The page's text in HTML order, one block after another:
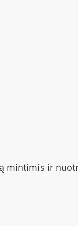
mintimis ir